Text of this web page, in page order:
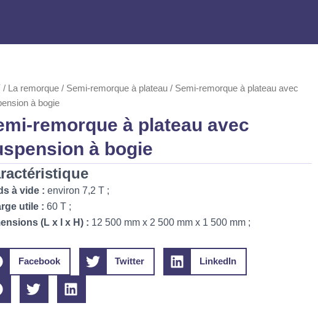
/ La remorque / Semi-remorque à plateau / Semi-remorque à plateau avec
à bogie
remorque à plateau avec
à bogie
à vide : environ 7,2 T ;
utile : 60 T ;
(L x l x H) : 12 500 mm x 2 500 mm x 1 500 mm ;
Facebook Twitter LinkedIn